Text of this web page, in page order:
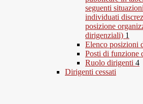
seguenti
individuati
posizione
dirigenziali) 1
Elenco posizioni
Posti di funzione
Ruolo dirigenti 4
Dirigenti cessati